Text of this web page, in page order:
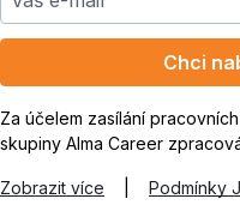
Chci
Za účelem zasílání
skupiny Alma Career
Zobrazit více Podmínky